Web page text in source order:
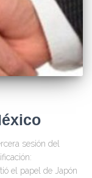
sesión del
el papel de Japón